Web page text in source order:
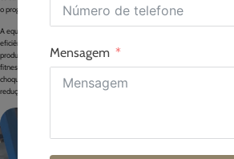
o progresso contínuo.
A equipa da MF FLOOR mantém-se sempre fiel às suas intenções
eficiência e a excelência no centro. Dedicamo-nos a fornecer aos clientes
produtos de alto desempenho, ecológicos, duráveis e práticos para
fitness e desporto. Os nossos produtos apresentam uma excelente
choques, uma sensação confortável para os pés, propriedades anti-
redução do ruído, fácil instalação, fácil limpeza e durabilidade.
Mensagem